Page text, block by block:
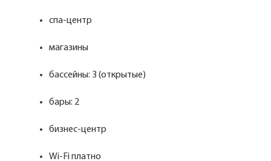
спа-центр
магазины
бассейны: 3 (открытые)
бары: 2
бизнес-центр
Wi-Fi платно